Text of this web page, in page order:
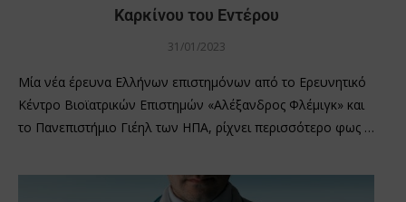
Καρκίνου του Εντέρου
31/01/2023
Μία νέα έρευνα Ελλήνων επιστημόνων από το Ερευνητικό
Κέντρο Βιοϊατρικών Επιστημών «Αλέξανδρος Φλέμιγκ» και
το Πανεπιστήμιο Γιέηλ των ΗΠA, ρίχνει περισσότερο φως …